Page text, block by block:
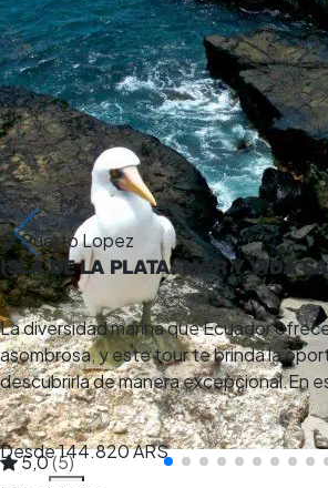
12tours
5,0(5)
Puerto Lopez
ISLA DE LA PLATA: MAR Y VIDA
La diversidad marina que Ecuador
asombrosa, y este tour te brinda la
descubrirla de manera excepcional.En
Desde144.820 ARS